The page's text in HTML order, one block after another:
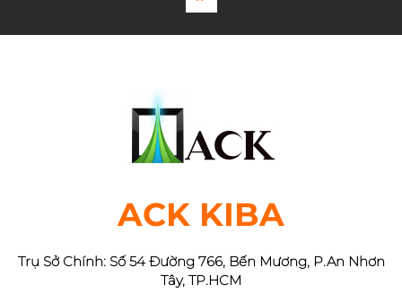
ACK KIBA
Trụ Sở Chính: Số 54 Đường 766, Bến Mương, P.An Nhơn
Tây, TP.HCM